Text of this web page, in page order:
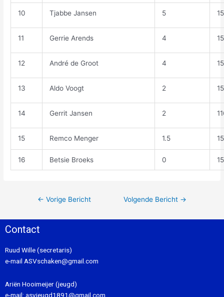
10 Tjabbe Jansen 5
11 Gerrie Arends 4
12 André de Groot 4
13 Aldo Voogt 2
14 Gerrit Jansen 2
15 Remco Menger 1.5
16 Betsie Broeks 0
← Vorige Bericht Volgende Bericht →
Contact
Ruud Wille (secretaris)
e-mail ASVschaken@gmail.com
Ariën Hooimeijer (jeugd)
e-mail: asvjeugd1891@gmail.com